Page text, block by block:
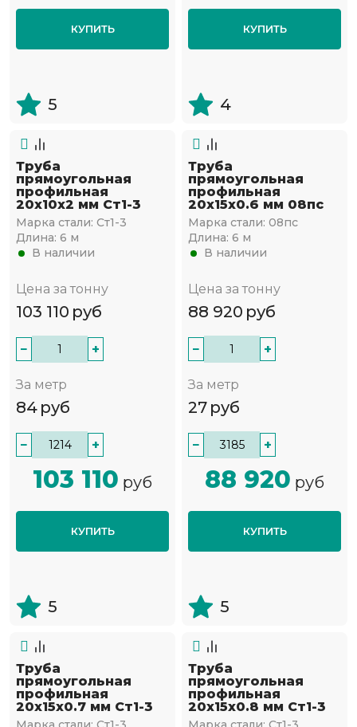
КУПИТЬ
5
КУПИТЬ
4
Труба
прямоугольная
профильная
20х10х2 мм Ст1-3
Марка стали: Ст1-3
Длина: 6 м
В наличии
Цена за тонну
103 110 руб
− +
За метр
84 руб
− +
103 110 руб
КУПИТЬ
5
Труба
прямоугольная
профильная
20х15х0.6 мм 08пс
Марка стали: 08пс
Длина: 6 м
В наличии
Цена за тонну
88 920 руб
− +
За метр
27 руб
− +
88 920 руб
КУПИТЬ
5
Труба
прямоугольная
профильная
20х15х0.7 мм Ст1-3
Труба
прямоугольная
профильная
20х15х0.8 мм Ст1-3